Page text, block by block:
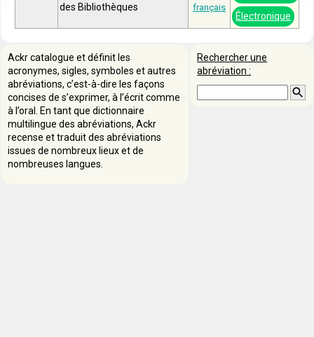
des Bibliothèques
français
Électronique
Rechercher une
abréviation :
Ackr catalogue et définit les
acronymes, sigles, symboles et autres
abréviations, c’est-à-dire les façons
concises de s’exprimer, à l’écrit comme
à l’oral. En tant que dictionnaire
multilingue des abréviations, Ackr
recense et traduit des abréviations
issues de nombreux lieux et de
nombreuses langues.